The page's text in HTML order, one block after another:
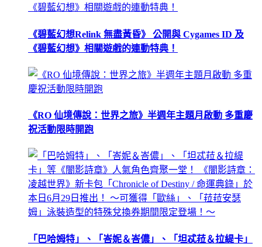
《碧藍幻想Relink 無盡黃昏》 公開與 Cygames ID 及
《碧藍幻想》相關遊戲的連動特典！
《RO 仙境傳說：世界之旅》半週年主題月啟動 多重慶
祝活動限時開跑
「巴哈姆特」、「峇妮＆峇儂」、「坦忒菈＆拉緹卡」